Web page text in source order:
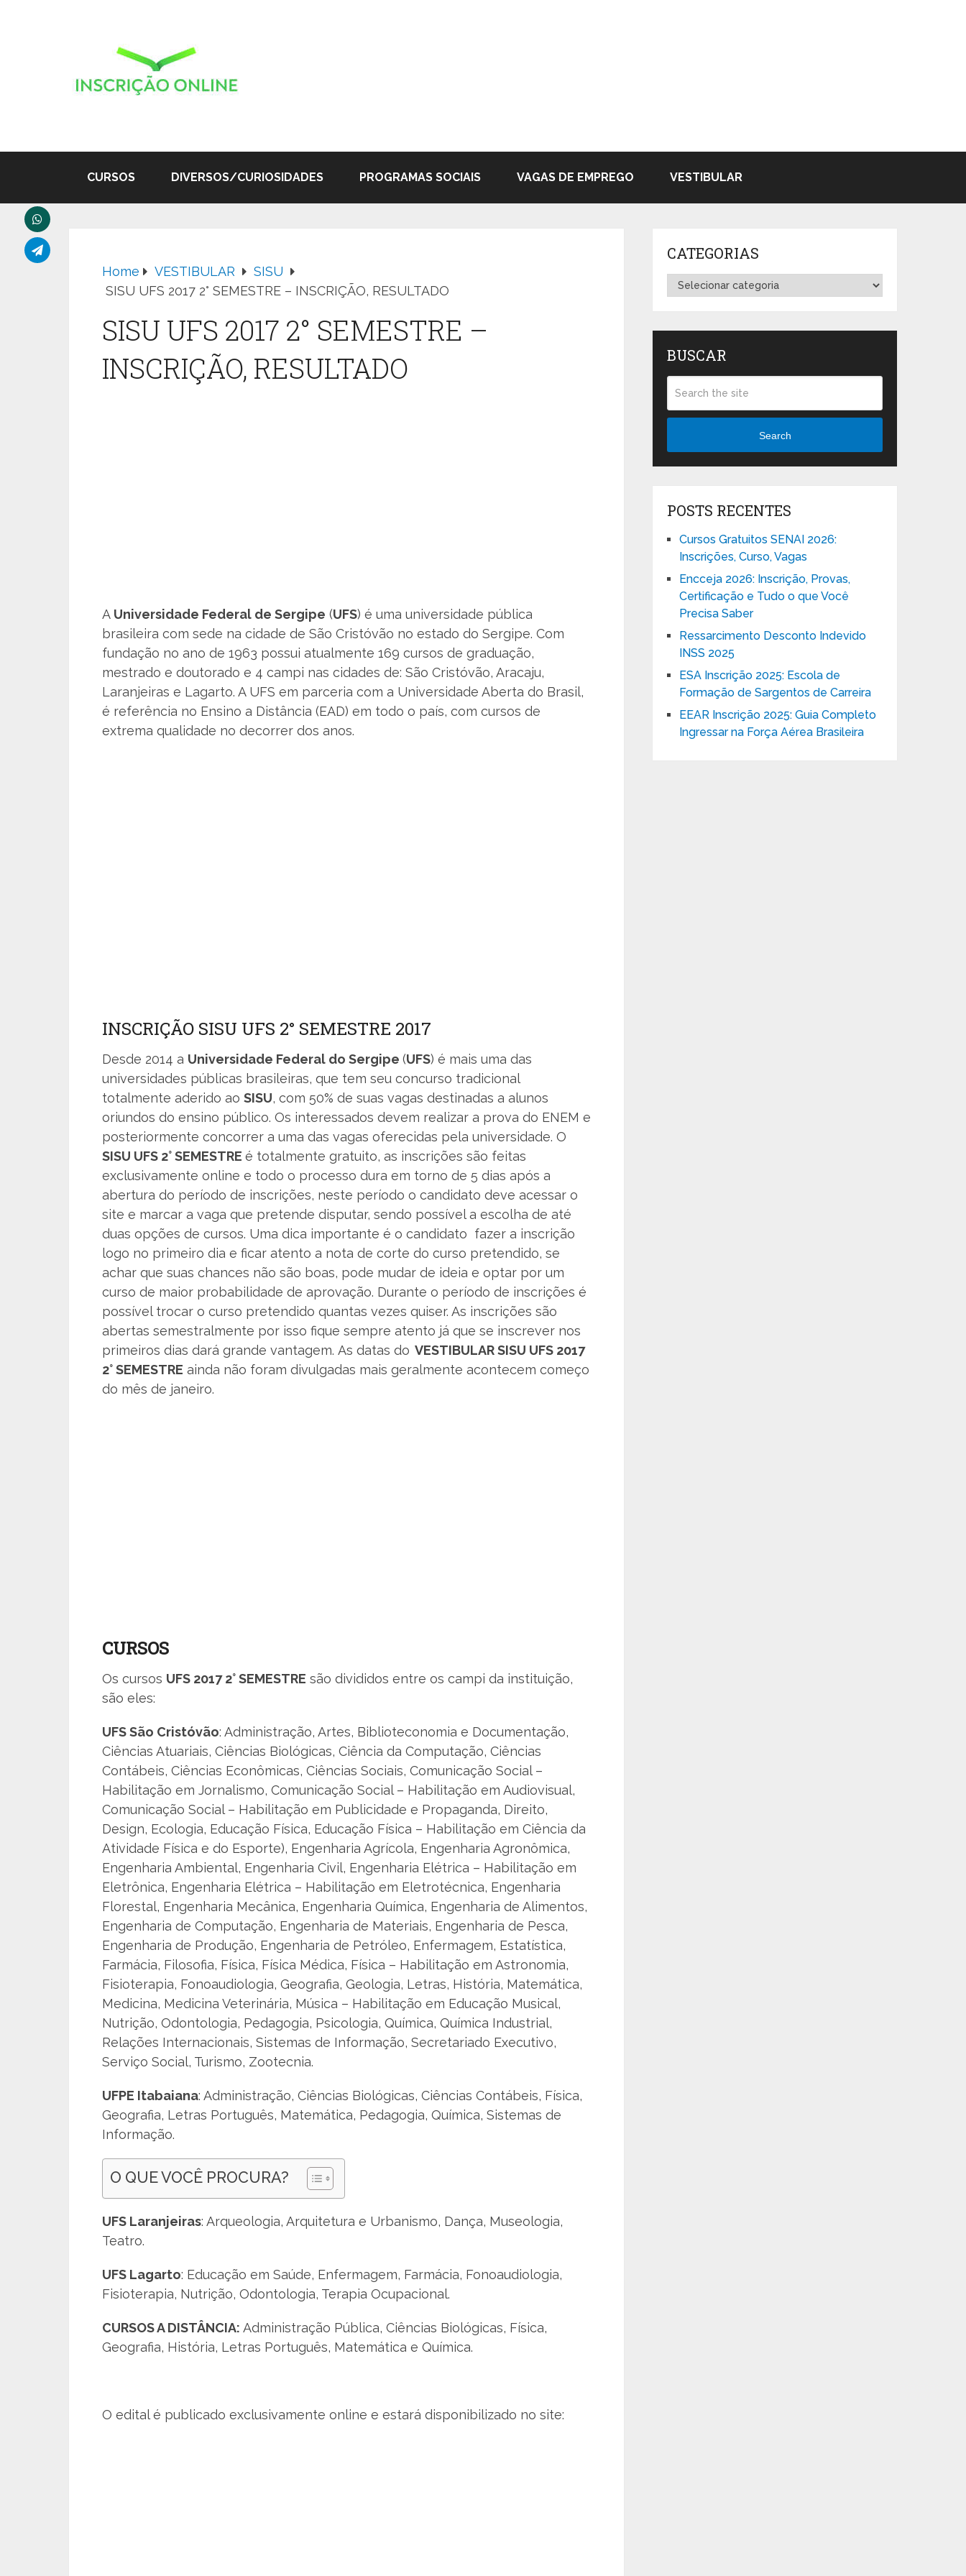
CURSOS DIVERSOS/CURIOSIDADES PROGRAMAS SOCIAIS VAGAS DE EMPREGO VESTIBULAR
Home VESTIBULAR
SISU
SISU UFS 2017 2° SEMESTRE – INSCRIÇÃO, RESULTADO
SISU UFS 2017 2° SEMESTRE –
INSCRIÇÃO, RESULTADO
A Universidade Federal de Sergipe (UFS) é uma universidade pública
brasileira com sede na cidade de São Cristóvão no estado do Sergipe. Com
fundação no ano de 1963 possui atualmente 169 cursos de graduação,
mestrado e doutorado e 4 campi nas cidades de: São Cristóvão, Aracaju,
Laranjeiras e Lagarto. A UFS em parceria com a Universidade Aberta do Brasil,
é referência no Ensino a Distância (EAD) em todo o país, com cursos de
extrema qualidade no decorrer dos anos.
INSCRIÇÃO SISU UFS 2° SEMESTRE 2017
Desde 2014 a Universidade Federal do Sergipe (UFS) é mais uma das
universidades públicas brasileiras, que tem seu concurso tradicional
totalmente aderido ao SISU, com 50% de suas vagas destinadas a alunos
oriundos do ensino público. Os interessados devem realizar a prova do ENEM e
posteriormente concorrer a uma das vagas oferecidas pela universidade. O
SISU UFS 2° SEMESTRE é totalmente gratuito, as inscrições são feitas
exclusivamente online e todo o processo dura em torno de 5 dias após a
abertura do período de inscrições, neste período o candidato deve acessar o
site e marcar a vaga que pretende disputar, sendo possível a escolha de até
duas opções de cursos. Uma dica importante é o candidato fazer a inscrição
logo no primeiro dia e ficar atento a nota de corte do curso pretendido, se
achar que suas chances não são boas, pode mudar de ideia e optar por um
curso de maior probabilidade de aprovação. Durante o período de inscrições é
possível trocar o curso pretendido quantas vezes quiser. As inscrições são
abertas semestralmente por isso fique sempre atento já que se inscrever nos
primeiros dias dará grande vantagem. As datas do VESTIBULAR SISU UFS 2017
2° SEMESTRE ainda não foram divulgadas mais geralmente acontecem começo
do mês de janeiro.
CURSOS
Os cursos UFS 2017 2° SEMESTRE são divididos entre os campi da instituição,
são eles:
UFS São Cristóvão: Administração, Artes, Biblioteconomia e Documentação,
Ciências Atuariais, Ciências Biológicas, Ciência da Computação, Ciências
Contábeis, Ciências Econômicas, Ciências Sociais, Comunicação Social –
Habilitação em Jornalismo, Comunicação Social – Habilitação em Audiovisual,
Comunicação Social – Habilitação em Publicidade e Propaganda, Direito,
Design, Ecologia, Educação Física, Educação Física – Habilitação em Ciência da
Atividade Física e do Esporte), Engenharia Agrícola, Engenharia Agronômica,
Engenharia Ambiental, Engenharia Civil, Engenharia Elétrica – Habilitação em
Eletrônica, Engenharia Elétrica – Habilitação em Eletrotécnica, Engenharia
Florestal, Engenharia Mecânica, Engenharia Química, Engenharia de Alimentos,
Engenharia de Computação, Engenharia de Materiais, Engenharia de Pesca,
Engenharia de Produção, Engenharia de Petróleo, Enfermagem, Estatística,
Farmácia, Filosofia, Física, Física Médica, Física – Habilitação em Astronomia,
Fisioterapia, Fonoaudiologia, Geografia, Geologia, Letras, História, Matemática,
Medicina, Medicina Veterinária, Música – Habilitação em Educação Musical,
Nutrição, Odontologia, Pedagogia, Psicologia, Química, Química Industrial,
Relações Internacionais, Sistemas de Informação, Secretariado Executivo,
Serviço Social, Turismo, Zootecnia.
UFPE Itabaiana: Administração, Ciências Biológicas, Ciências Contábeis, Física,
Geografia, Letras Português, Matemática, Pedagogia, Química, Sistemas de
Informação.
O QUE VOCÊ PROCURA?
UFS Laranjeiras: Arqueologia, Arquitetura e Urbanismo, Dança, Museologia,
Teatro.
UFS Lagarto: Educação em Saúde, Enfermagem, Farmácia, Fonoaudiologia,
Fisioterapia, Nutrição, Odontologia, Terapia Ocupacional.
CURSOS A DISTÂNCIA: Administração Pública, Ciências Biológicas, Física,
Geografia, História, Letras Português, Matemática e Química.
O edital é publicado exclusivamente online e estará disponibilizado no site:
CATEGORIAS
Categorias
BUSCAR
Search
POSTS RECENTES
Cursos Gratuitos SENAI 2026:
Inscrições, Curso, Vagas
Encceja 2026: Inscrição, Provas,
Certificação e Tudo o que Você
Precisa Saber
Ressarcimento Desconto Indevido
INSS 2025
ESA Inscrição 2025: Escola de
Formação de Sargentos de Carreira
EEAR Inscrição 2025: Guia Completo
Ingressar na Força Aérea Brasileira